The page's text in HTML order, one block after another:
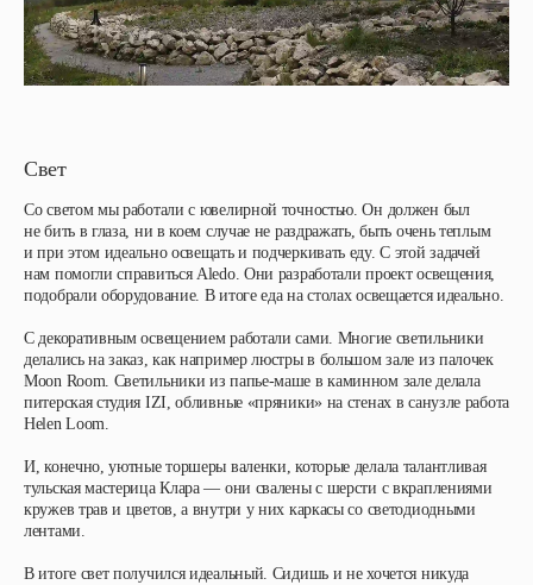
Свет
Со светом мы работали с ювелирной точностью. Он должен был
не бить в глаза, ни в коем случае не раздражать, быть очень теплым
и при этом идеально освещать и подчеркивать еду. С этой задачей
нам помогли справиться Aledo. Они разработали проект освещения,
подобрали оборудование. В итоге еда на столах освещается идеально.
С декоративным освещением работали сами. Многие светильники
делались на заказ, как например люстры в большом зале из палочек
Moon Room. Светильники из папье-маше в каминном зале делала
питерская студия IZI, обливные «пряники» на стенах в санузле работа
Helen Loom.
И, конечно, уютные торшеры валенки, которые делала талантливая
тульская мастерица Клара — они свалены с шерсти с вкраплениями
кружев трав и цветов, а внутри у них каркасы со светодиодными
лентами.
В итоге свет получился идеальный. Сидишь и не хочется никуда